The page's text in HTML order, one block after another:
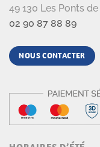
49 130 Les Ponts de
02 90 87 88 89
NOUS CONTACTER